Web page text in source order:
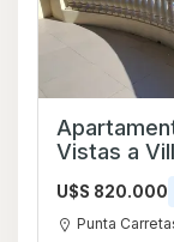
Vistas a
U$S 820.000
Punta